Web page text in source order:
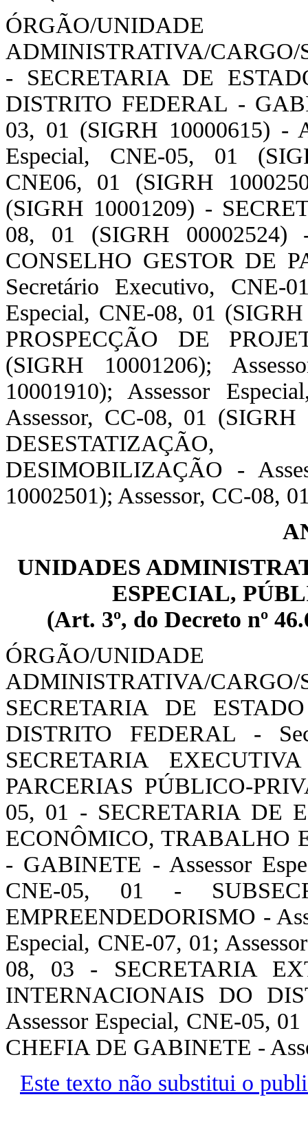
ÓRGÃO/UNIDADE
ADMINISTRATIVA/
- SECRETARIA DE
DISTRITO FEDERAL -
03, 01 (SIGRH 10000615) -
Especial, CNE-05, 01
CNE06, 01 (SIGRH
(SIGRH 10001209) -
08, 01 (SIGRH 00002524)
CONSELHO GESTOR DE
Secretário Executivo, CNE-
Especial, CNE-08, 01
PROSPECÇÃO DE
(SIGRH 10001206);
10001910); Assessor
Assessor, CC-08, 01
DESIMOBILIZAÇÃO -
10002501); Assessor, CC-08,
UNIDADES
ESPECIAL,
(Art. 3º, do Decreto nº
ÓRGÃO/UNIDADE
ADMINISTRATIVA/
SECRETARIA DE
DISTRITO FEDERAL -
SECRETARIA
PARCERIAS PÚBLICO-
05, 01 - SECRETARIA DE
ECONÔMICO, TRABALHO
- GABINETE - Assessor
CNE-05, 01 -
EMPREENDEDORISMO -
Especial, CNE-07, 01;
08, 03 - SECRETARIA
INTERNACIONAIS DO
Assessor Especial, CNE-05,
CHEFIA DE GABINETE -
Este texto não substitui o